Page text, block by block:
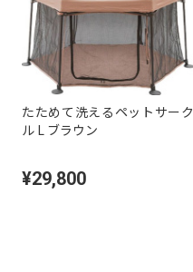
たためて洗えるペットサーク
ル L ブラウン
¥29,800